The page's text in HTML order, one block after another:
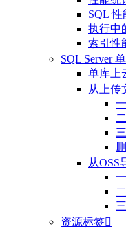
SQL
执行中
索引性
SQL Server
单库上
从上传
从OSS
资源标签